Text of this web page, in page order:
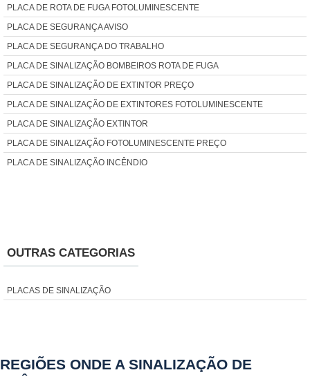
PLACA DE ROTA DE FUGA FOTOLUMINESCENTE
PLACA DE SEGURANÇA AVISO
PLACA DE SEGURANÇA DO TRABALHO
PLACA DE SINALIZAÇÃO BOMBEIROS ROTA DE FUGA
PLACA DE SINALIZAÇÃO DE EXTINTOR PREÇO
PLACA DE SINALIZAÇÃO DE EXTINTORES FOTOLUMINESCENTE
PLACA DE SINALIZAÇÃO EXTINTOR
PLACA DE SINALIZAÇÃO FOTOLUMINESCENTE PREÇO
PLACA DE SINALIZAÇÃO INCÊNDIO
PLACA FOTOLUMINESCENTE HIDRANTE
PLACA FOTOLUMINESCENTE SAÍDA
PLACA ROTA DE FUGA PREÇO
OUTRAS CATEGORIAS
PLACAS DE SINALIZAÇÃO
REGIÕES ONDE A SINALIZAÇÃO DE